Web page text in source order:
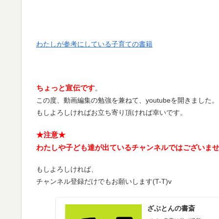
わたしが参考にしている子育ての書籍
ちょっと宣伝です。
この度、動画編集の勉強を兼ねて、youtubeを開きました。
もしよろしければお立ち寄り頂ければ幸いです。
★注意★
わたしや子ども達が出ているチャンネルではございま
もしよろしければ、
チャンネル登録だけでもお願いします(T-T)v
ざぶとんの書斎